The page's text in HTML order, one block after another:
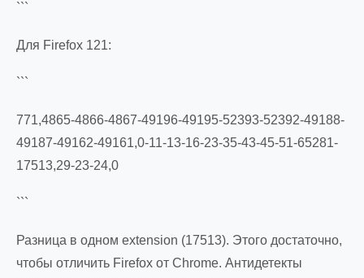
```
Для Firefox 121:
```
771,4865-4866-4867-49196-49195-52393-52392-49188-
49187-49162-49161,0-11-13-16-23-35-43-45-51-65281-
17513,29-23-24,0
```
Разница в одном extension (17513). Этого достаточно,
чтобы отличить Firefox от Chrome. Антидетекты